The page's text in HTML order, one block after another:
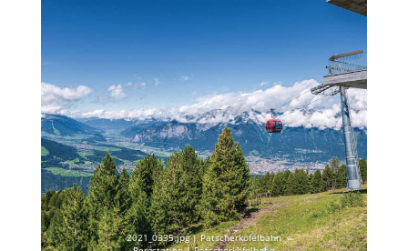
2021_0335.jpg | Patscherkofelbahn